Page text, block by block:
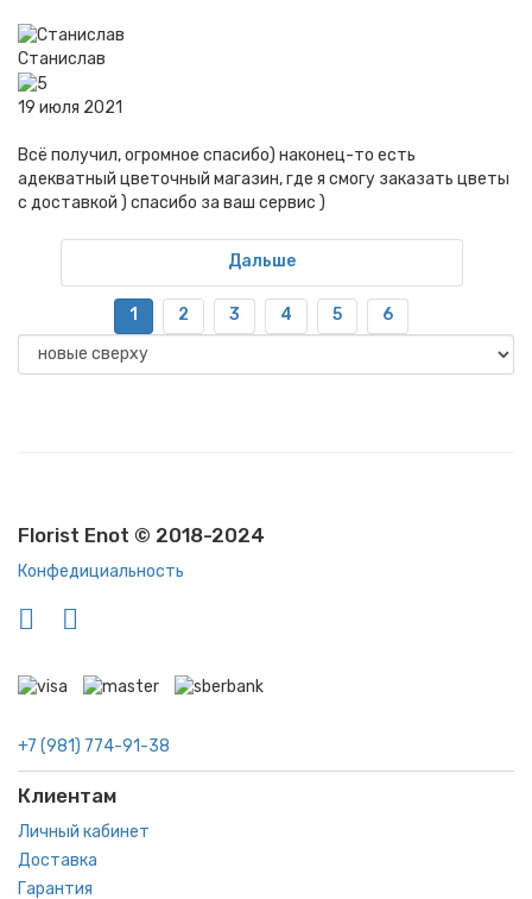
Станислав
19 июля 2021
Всё получил, огромное спасибо) наконец-то есть
адекватный цветочный магазин, где я смогу заказать цветы
с доставкой ) спасибо за ваш сервис )
Дальше
1 2 3 4 5 6
Florist Enot © 2018-2024
Конфедициальность
+7 (981) 774-91-38
Клиентам
Личный кабинет
Доставка
Гарантия